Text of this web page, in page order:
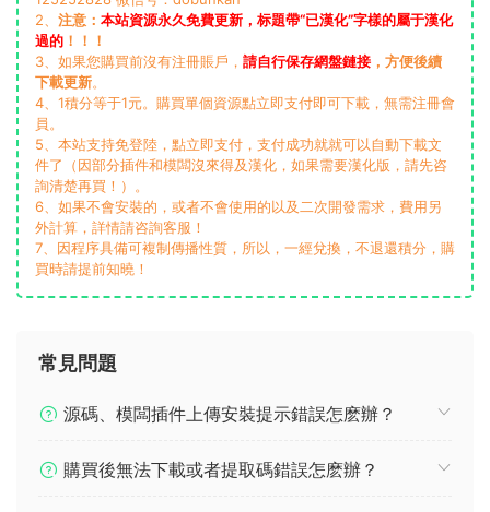
2、 注意： 本站資源永久免費更新，标題帶“已漢化”字樣的屬于漢化
過的 ！！！
3、如果您購買前沒有注冊賬戶， 請自行保存網盤鏈接 ，方便後續
下載更新。
4、1積分等于1元。購買單個資源點立即支付即可下載，無需注冊會
員。
5、本站支持免登陸，點立即支付，支付成功就就可以自動下載文
件了（因部分插件和模闆沒來得及漢化，如果需要漢化版，請先咨
詢清楚再買！）。
6、如果不會安裝的，或者不會使用的以及二次開發需求，費用另
外計算，詳情請咨詢客服！
7、因程序具備可複制傳播性質，所以，一經兌換，不退還積分，購
買時請提前知曉！
常見問題
源碼、模闆插件上傳安裝提示錯誤怎麽辦？
購買後無法下載或者提取碼錯誤怎麽辦？